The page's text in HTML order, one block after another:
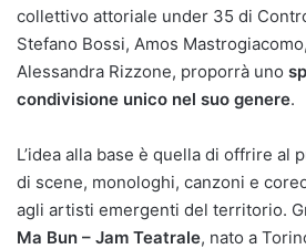
collettivo attoriale under 35 di
Stefano Bossi, Amos
Alessandra Rizzone, proporrà uno
condivisione unico nel suo genere.
L’idea alla base è quella di offrire al
di scene, monologhi, canzoni e
agli artisti emergenti del territorio.
Ma Bun – Jam Teatrale, nato a